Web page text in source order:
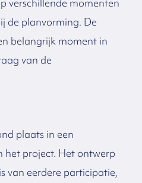
de planvorming. De
belangrijk moment in
van de
plaats in een
het project. Het ontwerp
van eerdere participatie,